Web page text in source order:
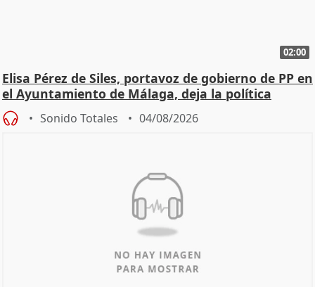
02:00
Elisa Pérez de Siles, portavoz de gobierno de PP en
el Ayuntamiento de Málaga, deja la política
Sonido Totales 04/08/2026